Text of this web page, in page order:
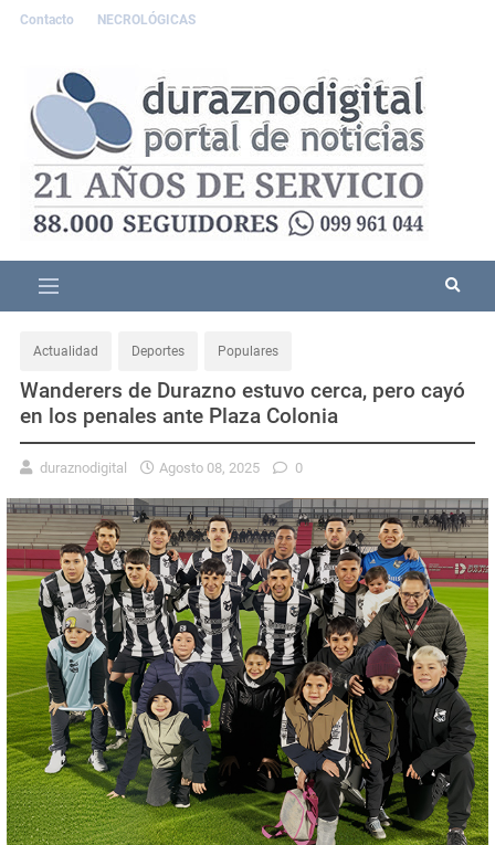
Contacto NECROLÓGICAS
Actualidad Deportes Populares
Wanderers de Durazno estuvo cerca, pero cayó
en los penales ante Plaza Colonia
duraznodigital Agosto 08, 2025 0